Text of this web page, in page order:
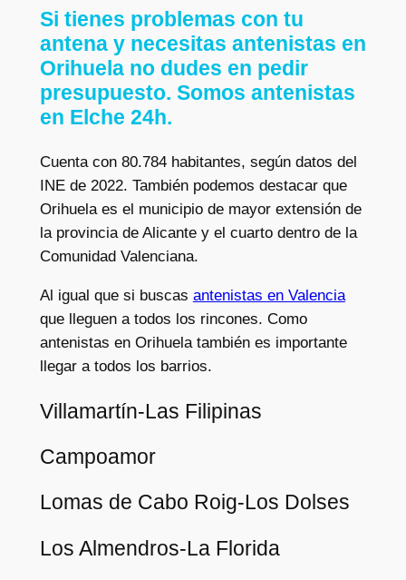
Si tienes problemas con tu
antena y necesitas antenistas en
Orihuela no dudes en pedir
presupuesto. Somos antenistas
en Elche 24h.
Cuenta con 80.784 habitantes, según datos del
INE de 2022. También podemos destacar que
Orihuela es el municipio de mayor extensión de
la provincia de Alicante y el cuarto dentro de la
Comunidad Valenciana.
Al igual que si buscas antenistas en Valencia
que lleguen a todos los rincones. Como
antenistas en Orihuela también es importante
llegar a todos los barrios.
Villamartín-Las Filipinas
Campoamor
Lomas de Cabo Roig-Los Dolses
Los Almendros-La Florida